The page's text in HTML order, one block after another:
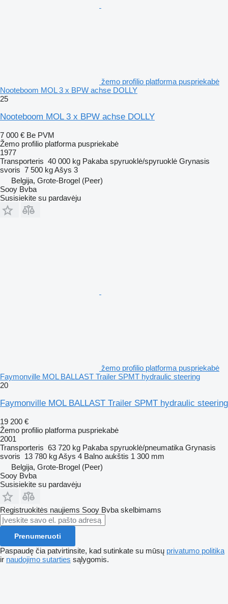
žemo profilio platforma puspriekabė
Nooteboom MOL 3 x BPW achse DOLLY
25
Nooteboom MOL 3 x BPW achse DOLLY
7 000 € Be PVM
Žemo profilio platforma puspriekabė
1977
Transporteris 40 000 kg Pakaba spyruoklė/spyruoklė Grynasis
svoris 7 500 kgAšys 3
Belgija, Grote-Brogel (Peer)
Sooy Bvba
Susisiekite su pardavėju
žemo profilio platforma puspriekabė
Faymonville MOL BALLAST Trailer SPMT hydraulic steering
20
Faymonville MOL BALLAST Trailer SPMT hydraulic steering
19 200 €
Žemo profilio platforma puspriekabė
2001
Transporteris 63 720 kg Pakaba spyruoklė/pneumatika Grynasis
svoris 13 780 kgAšys 4 Balno aukštis 1 300 mm
Belgija, Grote-Brogel (Peer)
Sooy Bvba
Susisiekite su pardavėju
Registruokitės naujiems Sooy Bvba skelbimams
Prenumeruoti
Paspaudę čia patvirtinsite, kad sutinkate su mūsų privatumo politika
ir naudojimo sutarties sąlygomis.